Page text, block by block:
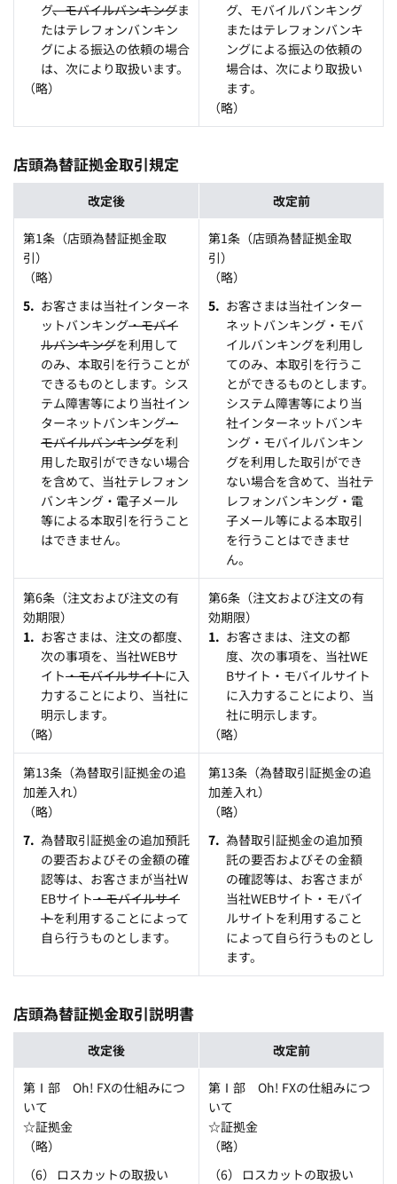
グ、モバイルバンキングま
たはテレフォンバンキン
グによる振込の依頼の場合
は、次により取扱います。
（略）
グ、モバイルバンキング
またはテレフォンバンキ
ングによる振込の依頼の
場合は、次により取扱い
ます。
（略）
店頭為替証拠金取引規定
改定後 改定前
第1条（店頭為替証拠金取
引）
（略）
お客さまは当社インターネ
ットバンキング・モバイ
ルバンキングを利用して
のみ、本取引を行うことが
できるものとします。シス
テム障害等により当社イン
ターネットバンキング・
モバイルバンキングを利
用した取引ができない場合
を含めて、当社テレフォン
バンキング・電子メール
等による本取引を行うこと
はできません。
第1条（店頭為替証拠金取
引）
（略）
お客さまは当社インター
ネットバンキング・モバ
イルバンキングを利用し
てのみ、本取引を行うこ
とができるものとします。
システム障害等により当
社インターネットバンキ
ング・モバイルバンキン
グを利用した取引ができ
ない場合を含めて、当社テ
レフォンバンキング・電
子メール等による本取引
を行うことはできませ
ん。
第6条（注文および注文の有
効期限）
お客さまは、注文の都度、
次の事項を、当社WEBサ
イト・モバイルサイトに入
力することにより、当社に
明示します。
（略）
第6条（注文および注文の有
効期限）
お客さまは、注文の都
度、次の事項を、当社WE
Bサイト・モバイルサイト
に入力することにより、当
社に明示します。
（略）
第13条（為替取引証拠金の追
加差入れ）
（略）
為替取引証拠金の追加預託
の要否およびその金額の確
認等は、お客さまが当社W
EBサイト・モバイルサイ
トを利用することによって
自ら行うものとします。
第13条（為替取引証拠金の追
加差入れ）
（略）
為替取引証拠金の追加預
託の要否およびその金額
の確認等は、お客さまが
当社WEBサイト・モバイ
ルサイトを利用すること
によって自ら行うものとし
ます。
店頭為替証拠金取引説明書
改定後 改定前
第Ⅰ部 Oh! FXの仕組みにつ
いて
☆証拠金
（略）
ロスカットの取扱い
第Ⅰ部 Oh! FXの仕組みにつ
いて
☆証拠金
（略）
ロスカットの取扱い